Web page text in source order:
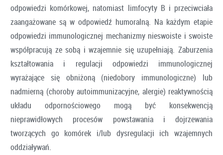
odpowiedzi komórkowej, natomiast limfocyty B i przeciwciała
zaangażowane są w odpowiedź humoralną. Na każdym etapie
odpowiedzi immunologicznej mechanizmy nieswoiste i swoiste
współpracują ze sobą i wzajemnie się uzupełniają. Zaburzenia
kształtowania i regulacji odpowiedzi immunologicznej
wyrażające się obniżoną (niedobory immunologiczne) lub
nadmierną (choroby autoimmunizacyjne, alergie) reaktywnością
układu odpornościowego mogą być konsekwencją
nieprawidłowych procesów powstawania i dojrzewania
tworzących go komórek i/lub dysregulacji ich wzajemnych
oddziaływań.